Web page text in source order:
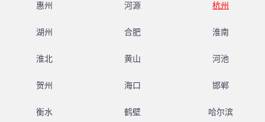
惠州 河源 杭州
湖州 合肥 淮南
淮北 黄山 河池
贺州 海口 邯郸
衡水 鹤壁 哈尔滨